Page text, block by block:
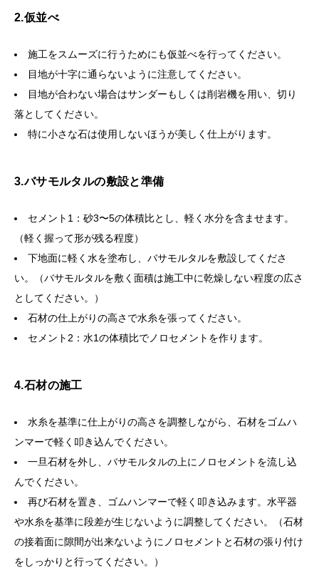
2.仮並べ
施工をスムーズに行うためにも仮並べを行ってください。
目地が十字に通らないように注意してください。
目地が合わない場合はサンダーもしくは削岩機を用い、切り
落としてください。
特に小さな石は使用しないほうが美しく仕上がります。
3.バサモルタルの敷設と準備
セメント1：砂3〜5の体積比とし、軽く水分を含ませます。
（軽く握って形が残る程度）
下地面に軽く水を塗布し、バサモルタルを敷設してくださ
い。（バサモルタルを敷く面積は施工中に乾燥しない程度の広さ
としてください。）
石材の仕上がりの高さで水糸を張ってください。
セメント2：水1の体積比でノロセメントを作ります。
4.石材の施工
水糸を基準に仕上がりの高さを調整しながら、石材をゴムハ
ンマーで軽く叩き込んでください。
一旦石材を外し、バサモルタルの上にノロセメントを流し込
んでください。
再び石材を置き、ゴムハンマーで軽く叩き込みます。水平器
や水糸を基準に段差が生じないように調整してください。（石材
の接着面に隙間が出来ないようにノロセメントと石材の張り付け
をしっかりと行ってください。）